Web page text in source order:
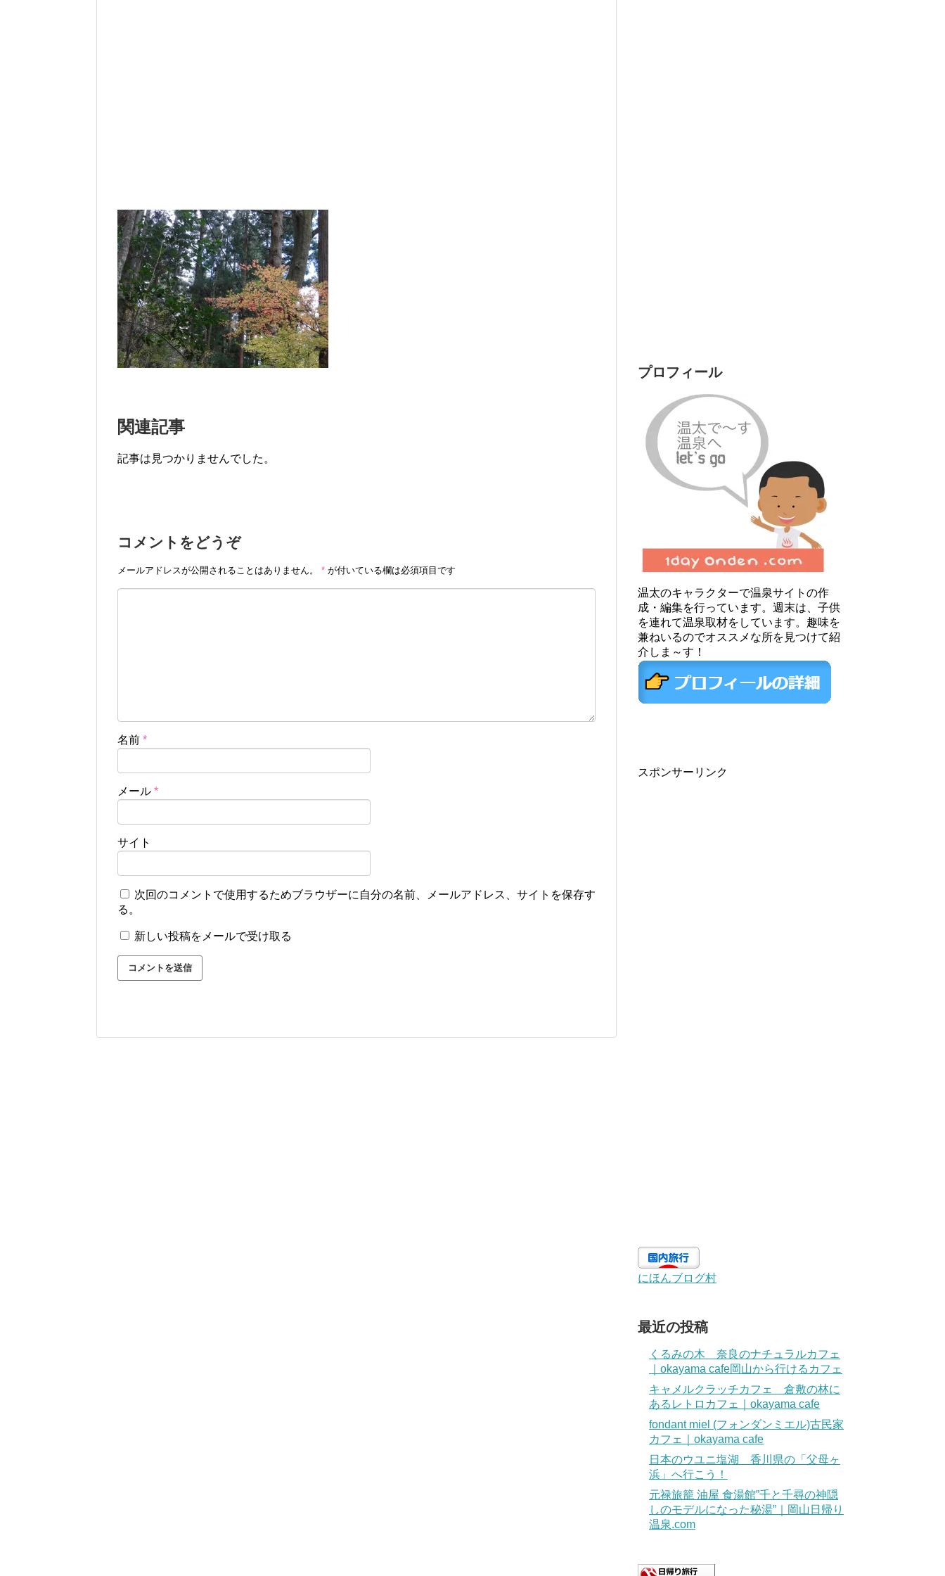
関連記事
記事は見つかりませんでした。
コメントをどうぞ
メールアドレスが公開されることはありません。 * が付いている欄は必須項目です
名前 *
メール *
サイト
次回のコメントで使用するためブラウザーに自分の名前、メールアドレス、サイトを保存す
る。
新しい投稿をメールで受け取る
プロフィール
温太のキャラクターで温泉サイトの作
成・編集を行っています。週末は、子供
を連れて温泉取材をしています。趣味を
兼ねいるのでオススメな所を見つけて紹
介しま～す！
スポンサーリンク
にほんブログ村
最近の投稿
くるみの木 奈良のナチュラルカフェ
｜okayama cafe岡山から行けるカフェ
キャメルクラッチカフェ 倉敷の林に
あるレトロカフェ｜okayama cafe
fondant miel (フォンダンミエル)古民家
カフェ｜okayama cafe
日本のウユニ塩湖 香川県の「父母ヶ
浜」へ行こう！
元禄旅籠 油屋 食湯館”千と千尋の神隠
しのモデルになった秘湯”｜岡山日帰り
温泉.com